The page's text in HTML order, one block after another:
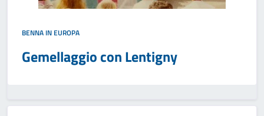
BENNA IN EUROPA
Gemellaggio con Lentigny